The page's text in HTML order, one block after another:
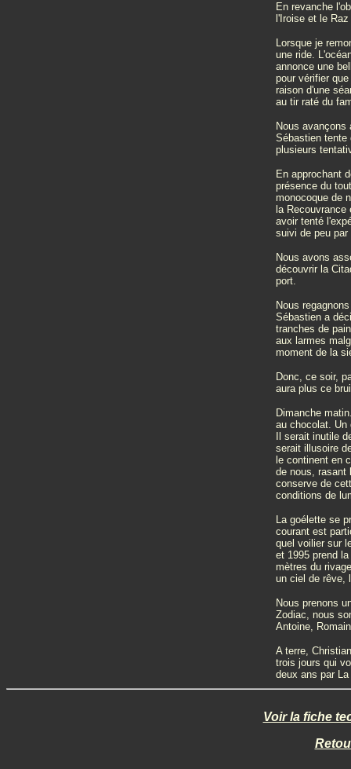
En revanche
l'Iroise et le
Lorsque je
une ride.
annonce une
pour vérifier
raison d'une
au tir raté du
Nous
Sébastien
plusieurs
En approchant
présence du
monocoque de
la
avoir tenté
suivi de peu
Nous avons
découvrir la
port.
Nous
Sébastien a
tranches de
aux larmes
moment de la
Donc, ce soir,
aura plus ce
Dimanche
au chocolat. Un
Il serait inutile
serait illusoire
le continent en
de nous,
conserve de
conditions de
La goélette se
courant est
quel voilier sur
et 1995 prend
mètres du
un ciel de rêve,
Nous prenons
Zodiac, nous
Antoine,
A terre,
trois jours qui
deux ans par
Voir la fiche